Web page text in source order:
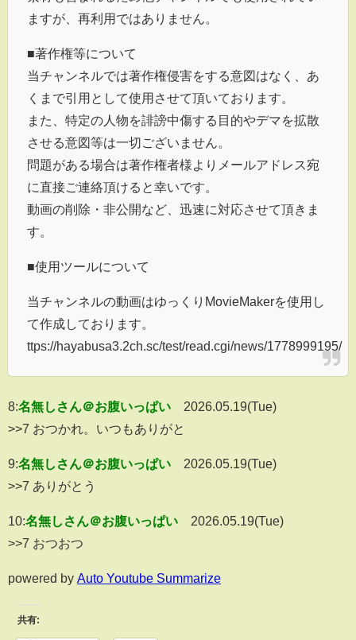
ますが、再利用ではありません。
■著作権等について
当チャンネルでは著作権侵害をする意図はなく、あ
くまで引用として使用させて頂いております。
また、特定の人物を誹謗中傷する目的やデマを拡散
させる意図等は一切ございません。
問題がある場合は著作権者様よりメールアドレス宛
に直接ご連絡頂けると幸いです。
動画の削除・非公開など、迅速に対応させて頂きま
す。
■使用ツールについて
当チャンネルの動画はゆっくりMovieMakerを使用し
て作成しております。
ttps://hayabusa3.2ch.sc/test/read.cgi/news/1778999195/
8:名無しさん＠お腹いっぱい
2026.05.19(Tue)
>>7 おつかれ。いつもありがと
9:名無しさん＠お腹いっぱい
2026.05.19(Tue)
>>7 ありがとう
10:名無しさん＠お腹いっぱい
2026.05.19(Tue)
>>7 おつおつ
powered by Auto Youtube Summarize
共有: